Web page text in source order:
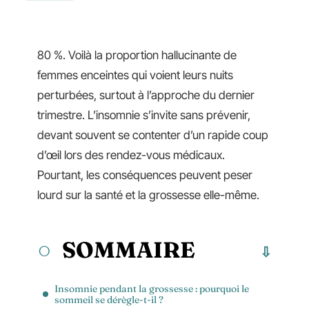
80 %. Voilà la proportion hallucinante de
femmes enceintes qui voient leurs nuits
perturbées, surtout à l’approche du dernier
trimestre. L’insomnie s’invite sans prévenir,
devant souvent se contenter d’un rapide coup
d’œil lors des rendez-vous médicaux.
Pourtant, les conséquences peuvent peser
lourd sur la santé et la grossesse elle-même.
SOMMAIRE
Insomnie pendant la grossesse : pourquoi le
sommeil se dérègle-t-il ?